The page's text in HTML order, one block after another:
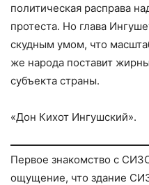
политическая расправа
протеста. Но глава
скудным умом, что
же народа поставит
субъекта страны.
«Дон Кихот Ингушский».
Первое знакомство с
ощущение, что здание